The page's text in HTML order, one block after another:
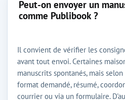
Peut-on envoyer un
comme Publibook ?
Il convient de vérifier les
avant tout envoi. Certaines
manuscrits spontanés, mais
format demandé, résumé,
courrier ou via un formulaire.